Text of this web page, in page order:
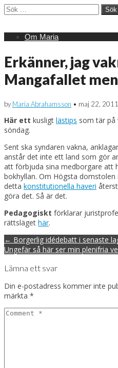
Sök
efter:
Main
Skip
Om Maria
Erkänner, jag
Mangafallet
by Maria Abrahamsson • maj 22, 2011
Här ett kusligt lästips som tär på
söndag.
Sent ska syndaren vakna,
anstår det inte ett land som gör
att förbjuda sina medborgare att
bokhyllan. Om Högsta
detta konstitutionella haveri
göra det. Så är det.
Pedagogiskt förklarar
rättsläget här.
Post
navigation
← Borgerlig idédebatt i senaste
Ungefär så här ser min plenifria
Lämna ett svar
Din e-postadress kommer inte
märkta *